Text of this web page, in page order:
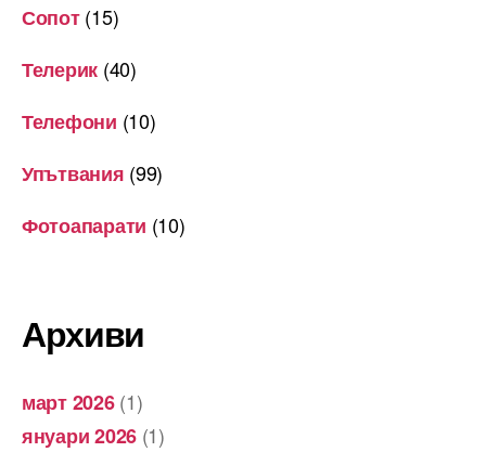
Сопот(15)
Телерик (40)
Телефони (10)
Упътвания (99)
Фотоапарати (10)
Архиви
март 2026(1)
януари 2026 (1)